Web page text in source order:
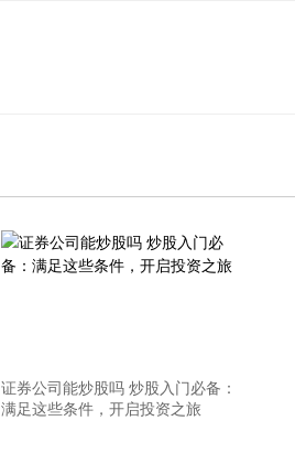
证券公司能炒股吗 炒股入门必备：
满足这些条件，开启投资之旅